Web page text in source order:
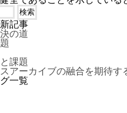
記事
の道
課題
アーカイブの融合を期待す
一覧